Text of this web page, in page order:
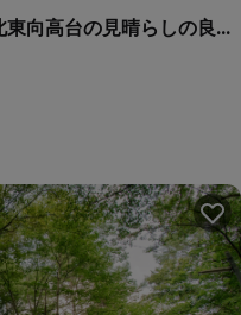
紀州鉄道西軽井沢 区画M5406 | 北東向高台の見晴らしの良い緩傾斜区画です。